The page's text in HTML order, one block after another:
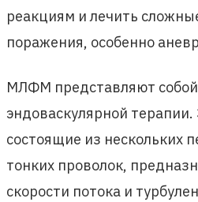
реакциям и лечить
поражения, особенно
МЛФМ представляют
эндоваскулярной терапии.
состоящие из нескольких
тонких проволок,
скорости потока и